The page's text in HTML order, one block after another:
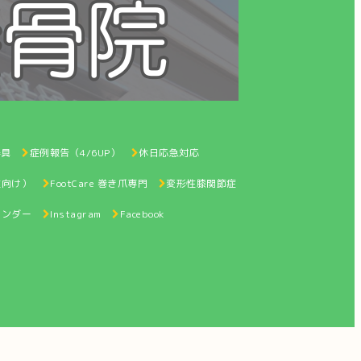
症例報告（4/6UP） 休日応急対応
け） FootCare 巻き爪専門 変形性膝関節症
ダー Instagram Facebook